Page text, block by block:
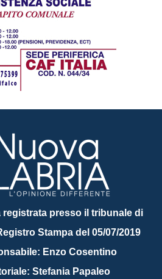
presso il tribunale di
Stampa del 05/07/2019
Enzo Cosentino
Stefania Papaleo